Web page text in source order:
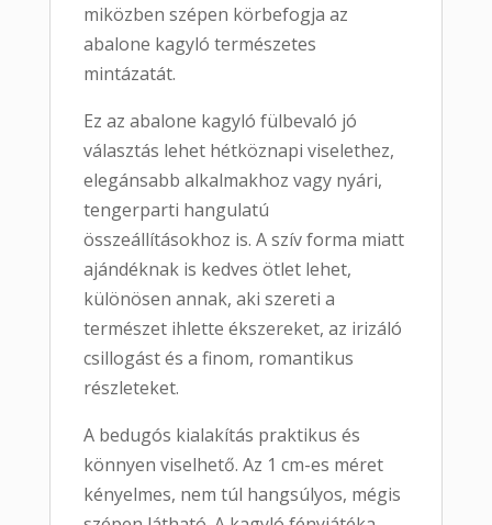
miközben szépen körbefogja az
abalone kagyló természetes
mintázatát.
Ez az abalone kagyló fülbevaló jó
választás lehet hétköznapi viselethez,
elegánsabb alkalmakhoz vagy nyári,
tengerparti hangulatú
összeállításokhoz is. A szív forma miatt
ajándéknak is kedves ötlet lehet,
különösen annak, aki szereti a
természet ihlette ékszereket, az irizáló
csillogást és a finom, romantikus
részleteket.
A bedugós kialakítás praktikus és
könnyen viselhető. Az 1 cm-es méret
kényelmes, nem túl hangsúlyos, mégis